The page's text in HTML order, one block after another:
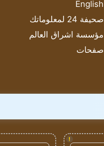
English
صحيفة 24 لمعلوماتك
مؤسسة اشراق العالم
صفحات
!